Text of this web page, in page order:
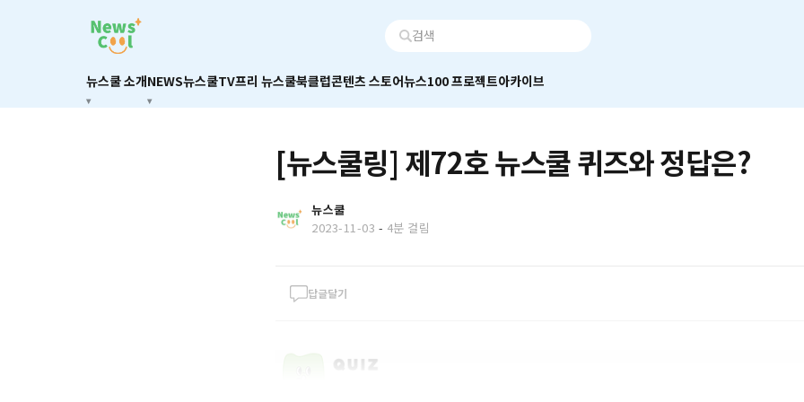
뉴스쿨 소개NEWS뉴스쿨TV프리 뉴스쿨북클럽콘텐츠 스토어뉴스100 프로젝트아카이브
[뉴스쿨링] 제72호 뉴스쿨 퀴즈와 정답은?
뉴스쿨
2023-11-03 - 4분 걸림
답글달기